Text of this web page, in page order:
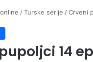
/Turske serije /Crveni
14